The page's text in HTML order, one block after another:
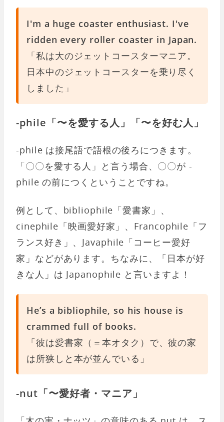
I'm a huge coaster enthusiast. I've
ridden every roller coaster in Japan.
「私は大のジェットコースターマニア。
日本中のジェットコースターを乗り尽く
しました」
-phile「〜を愛する人」「〜を好む人」
-phile は接尾語で語根の後ろにつきます。
「〇〇を愛する人」と言う場合、〇〇が -
phile の前につくということですね。
例として、bibliophile「愛書家」、
cinephile「映画愛好家」、Francophile「フ
ランス好き」、Javaphile「コーヒー愛好
家」などがあります。ちなみに、「日本が好
きな人」は Japanophile と言いますよ！
He’s a bibliophile, so his house is
crammed full of books.
「彼は愛書家（＝本オタク）で、彼の家
は所狭しと本が並んでいる」
-nut「〜愛好者・マニア」